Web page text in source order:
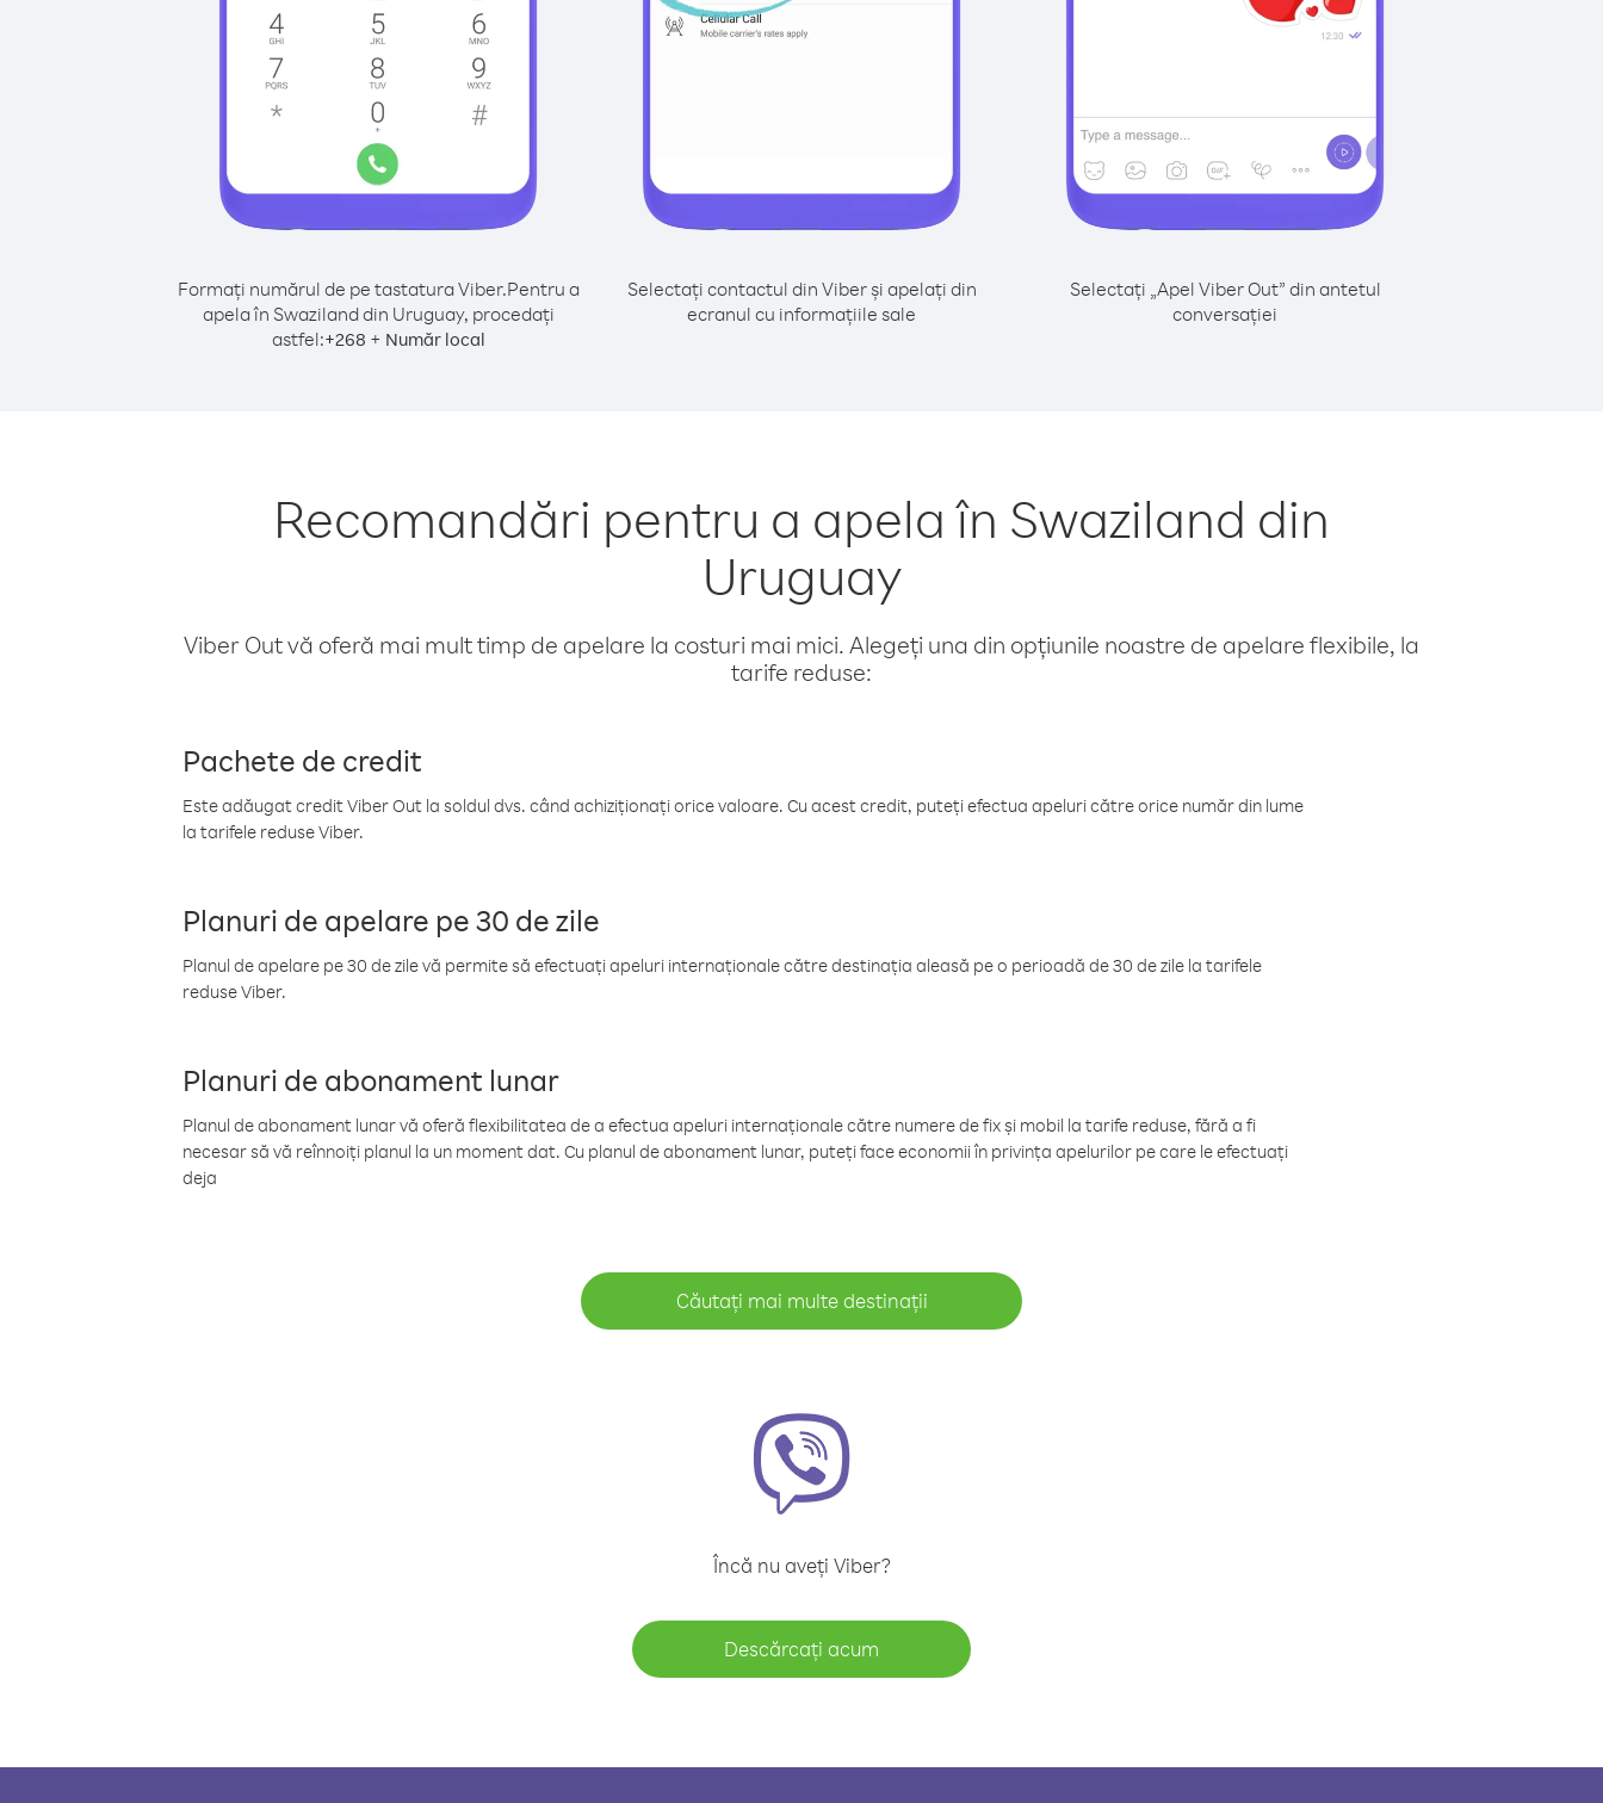
Formați numărul de pe tastatura Viber.Pentru a
apela în Swaziland din Uruguay, procedați
astfel:+268 + Număr local
Selectați contactul din Viber și apelați din
ecranul cu informațiile sale
Selectați „Apel Viber Out” din antetul
conversației
Recomandări pentru a apela în Swaziland din
Uruguay
Viber Out vă oferă mai mult timp de apelare la costuri mai mici. Alegeți una din opțiunile noastre de apelare flexibile, la
tarife reduse:
Pachete de credit
Este adăugat credit Viber Out la soldul dvs. când achiziționați orice valoare. Cu acest credit, puteți efectua apeluri către orice număr din lume
la tarifele reduse Viber.
Planuri de apelare pe 30 de zile
Planul de apelare pe 30 de zile vă permite să efectuați apeluri internaționale către destinația aleasă pe o perioadă de 30 de zile la tarifele
reduse Viber.
Planuri de abonament lunar
Planul de abonament lunar vă oferă flexibilitatea de a efectua apeluri internaționale către numere de fix și mobil la tarife reduse, fără a fi
necesar să vă reînnoiți planul la un moment dat. Cu planul de abonament lunar, puteți face economii în privința apelurilor pe care le efectuați
deja
Căutați mai multe destinații
Încă nu aveți Viber?
Descărcați acum